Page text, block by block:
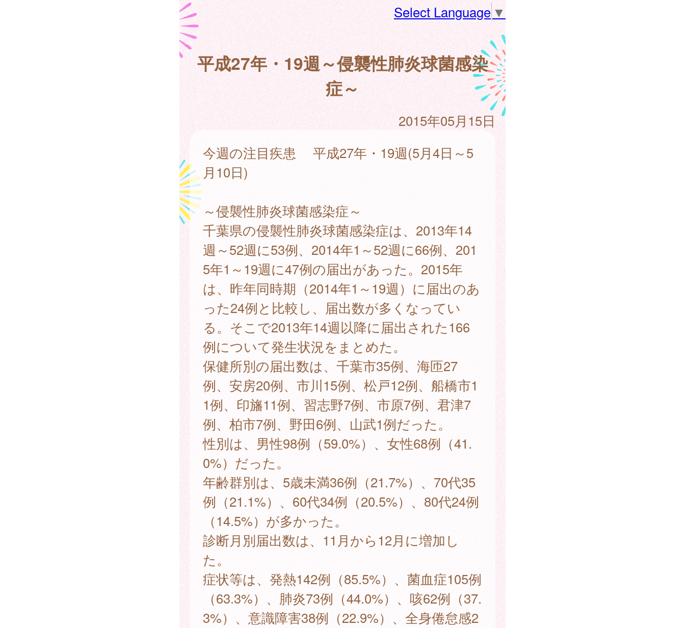
Select Language▼
平成27年・19週～侵襲性肺炎球菌感染
症～
2015年05月15日
今週の注目疾患 平成27年・19週(5月4日～5
月10日)
～侵襲性肺炎球菌感染症～
千葉県の侵襲性肺炎球菌感染症は、2013年14
週～52週に53例、2014年1～52週に66例、201
5年1～19週に47例の届出があった。2015年
は、昨年同時期（2014年1～19週）に届出のあ
った24例と比較し、届出数が多くなってい
る。そこで2013年14週以降に届出された166
例について発生状況をまとめた。
保健所別の届出数は、千葉市35例、海匝27
例、安房20例、市川15例、松戸12例、船橋市1
1例、印旛11例、習志野7例、市原7例、君津7
例、柏市7例、野田6例、山武1例だった。
性別は、男性98例（59.0%）、女性68例（41.
0%）だった。
年齢群別は、5歳未満36例（21.7%）、70代35
例（21.1%）、60代34例（20.5%）、80代24例
（14.5%）が多かった。
診断月別届出数は、11月から12月に増加し
た。
症状等は、発熱142例（85.5%）、菌血症105例
（63.3%）、肺炎73例（44.0%）、咳62例（37.
3%）、意識障害38例（22.9%）、全身倦怠感2